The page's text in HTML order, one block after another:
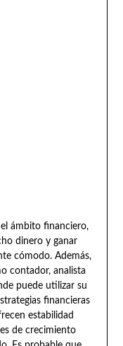
ámbito financiero,
dinero y ganar
cómodo. Además,
contador, analista
puede utilizar su
financieras
estabilidad
de crecimiento